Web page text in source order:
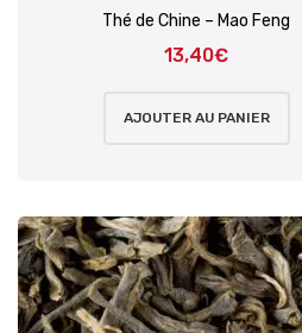
Thé de Chine – Mao Feng
13,40€
AJOUTER AU PANIER